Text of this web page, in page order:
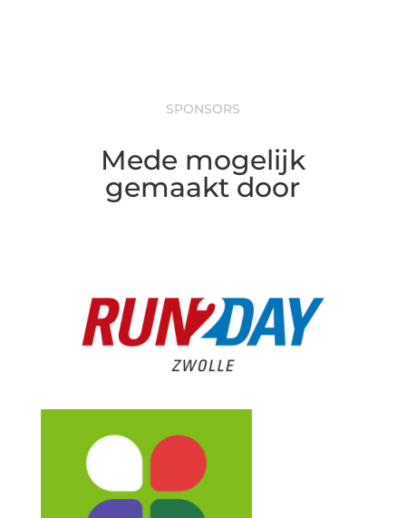
SPONSORS
Mede mogelijk
gemaakt door